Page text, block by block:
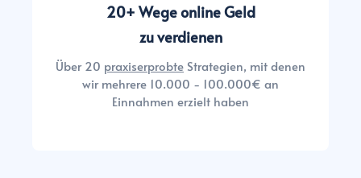
20+ Wege online Geld
zu verdienen
Über 20 praxiserprobte Strategien, mit denen
wir mehrere 10.000 - 100.000€ an
Einnahmen erzielt haben